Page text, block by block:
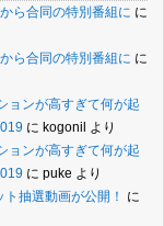
ら合同の特別番組に に
ら合同の特別番組に に
ョンが高すぎて何が起
に kogonil より
ョンが高すぎて何が起
に puke より
抽選動画が公開！
に